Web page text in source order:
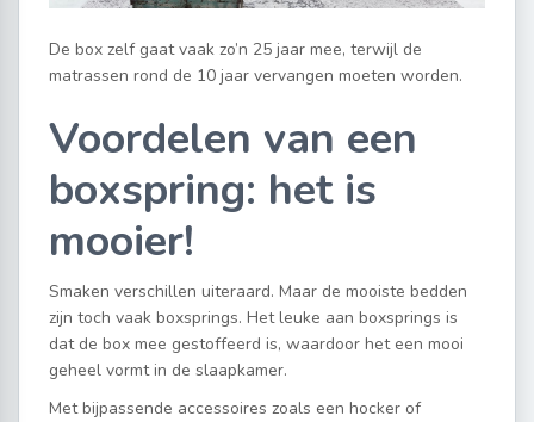
De box zelf gaat vaak zo’n 25 jaar mee, terwijl de
matrassen rond de 10 jaar vervangen moeten worden.
Voordelen van een
boxspring: het is
mooier!
Smaken verschillen uiteraard. Maar de mooiste bedden
zijn toch vaak boxsprings. Het leuke aan boxsprings is
dat de box mee gestoffeerd is, waardoor het een mooi
geheel vormt in de slaapkamer.
Met bijpassende accessoires zoals een hocker of